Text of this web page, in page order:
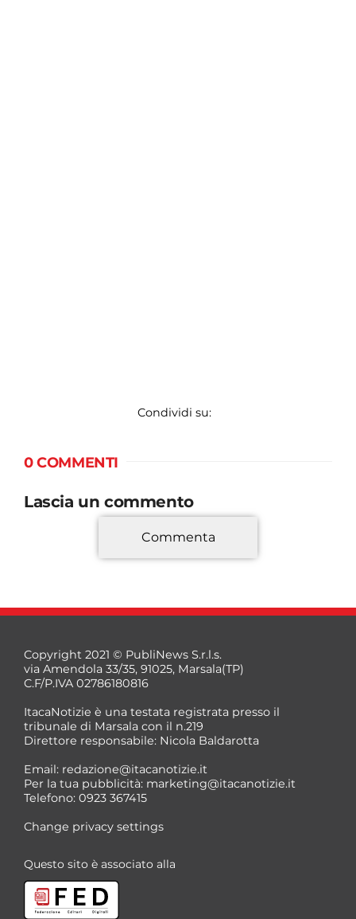
Condividi su:
0 COMMENTI
Lascia un commento
*
*
Commenta
Copyright 2021 © PubliNews S.r.l.s.
via Amendola 33/35, 91025, Marsala(TP)
C.F/P.IVA 02786180816
ItacaNotizie è una testata registrata presso il
tribunale di Marsala con il n.219
Direttore responsabile: Nicola Baldarotta
Email: redazione@itacanotizie.it
Per la tua pubblicità: marketing@itacanotizie.it
Telefono: 0923 367415
Change privacy settings
Questo sito è associato alla